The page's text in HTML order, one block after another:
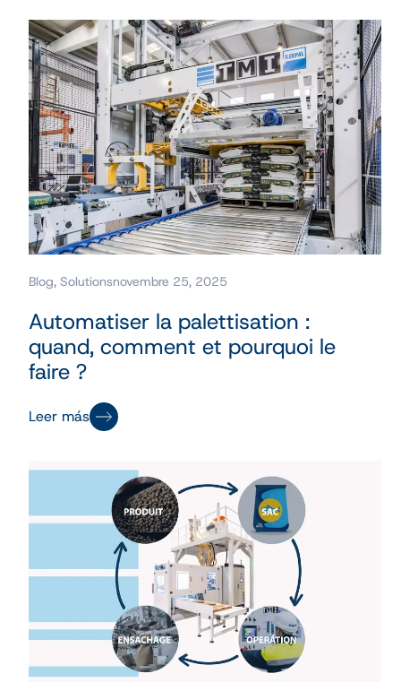
Blog,Solutionsnovembre 25, 2025
Automatiser la palettisation :
quand, comment et pourquoi le
faire ?
Leer más